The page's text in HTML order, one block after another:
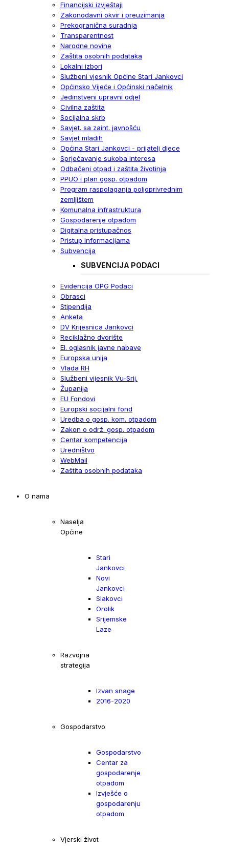
Financijski izvještaji
Zakonodavni okvir i preuzimanja
Prekogranična suradnja
Transparentnost
Narodne novine
Zaštita osobnih podataka
Lokalni izbori
Službeni vjesnik Općine Stari Jankovci
Općinsko Vijeće i Općinski načelnik
Jedinstveni upravni odjel
Civilna zaštita
Socijalna skrb
Savjet. sa zaint. javnošću
Savjet mladih
Općina Stari Jankovci - prijatelj djece
Sprječavanje sukoba interesa
Odbačeni otpad i zaštita životinja
PPUO i plan gosp. otpadom
Program raspolaganja poljoprivrednim
zemljištem
Komunalna infrastruktura
Gospodarenje otpadom
Digitalna pristupačnos
Pristup informacijama
Subvencija
SUBVENCIJA PODACI
Evidencija OPG Podaci
Obrasci
Stipendija
Anketa
DV Krijesnica Jankovci
Reciklažno dvorište
El. oglasnik javne nabave
Europska unija
Vlada RH
Službeni vijesnik Vu-Srij.
Županija
EU Fondovi
Europski socijalni fond
Uredba o gosp. kom. otpadom
Zakon o održ. gosp. otpadom
Centar kompetencija
Uredništvo
WebMail
Zaštita osobnih podataka
O nama
Naselja
Općine
Stari
Jankovci
Novi
Jankovci
Slakovci
Orolik
Srijemske
Laze
Razvojna
strategija
Izvan snage
2016-2020
Gospodarstvo
Gospodarstvo
Centar za
gospodarenje
otpadom
Izvješće o
gospodarenju
otpadom
Vjerski život